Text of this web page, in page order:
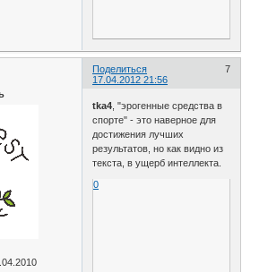
Поделиться
7
17.04.2012 21:56
tka4 , "эрогенные средства в
спорте" - это наверное для
достижения лучших
результатов, но как видно из
текста, в ущерб интеллекта.
0